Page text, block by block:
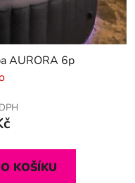
AURORA 6p
KOŠÍKU